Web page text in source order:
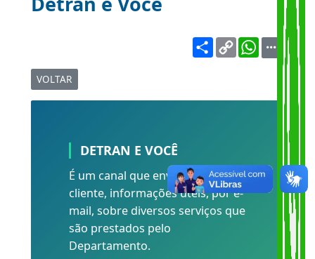
DETRAN E VOCÊ
É um canal que envia a você,
cliente, informações úteis, por e-